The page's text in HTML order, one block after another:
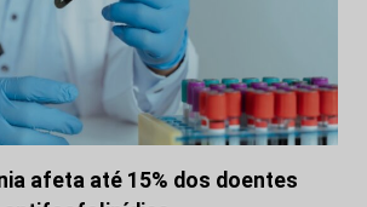
afeta até 15% dos doentes